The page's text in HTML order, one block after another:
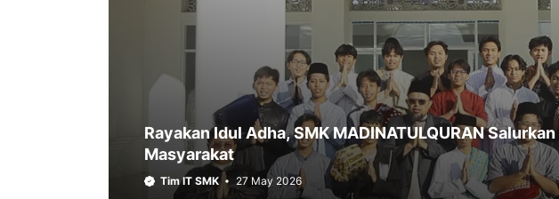
Rayakan Idul Adha, SMK MADINATULQURAN
Masyarakat
Tim IT SMK 27 May 2026